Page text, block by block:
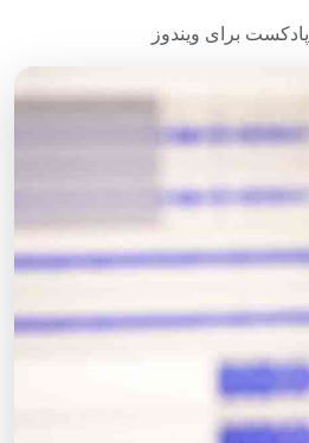
پادکست برای ویندوز